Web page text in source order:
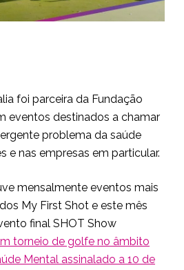
foi parceira da Fundação
eventos destinados a chamar
problema da saúde
e nas empresas em particular.
mensalmente eventos mais
My First Shot e este mês
final SHOT Show
torneio de golfe no âmbito
Mental assinalado a 10 de